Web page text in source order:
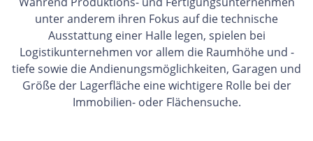
unter anderem ihren Fokus auf die technische
Ausstattung einer Halle legen, spielen bei
Logistikunternehmen vor allem die Raumhöhe und -
tiefe sowie die Andienungsmöglichkeiten, Garagen und
Größe der Lagerfläche eine wichtigere Rolle bei der
Immobilien- oder Flächensuche.